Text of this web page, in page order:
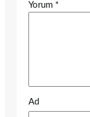
Yorum *
Ad